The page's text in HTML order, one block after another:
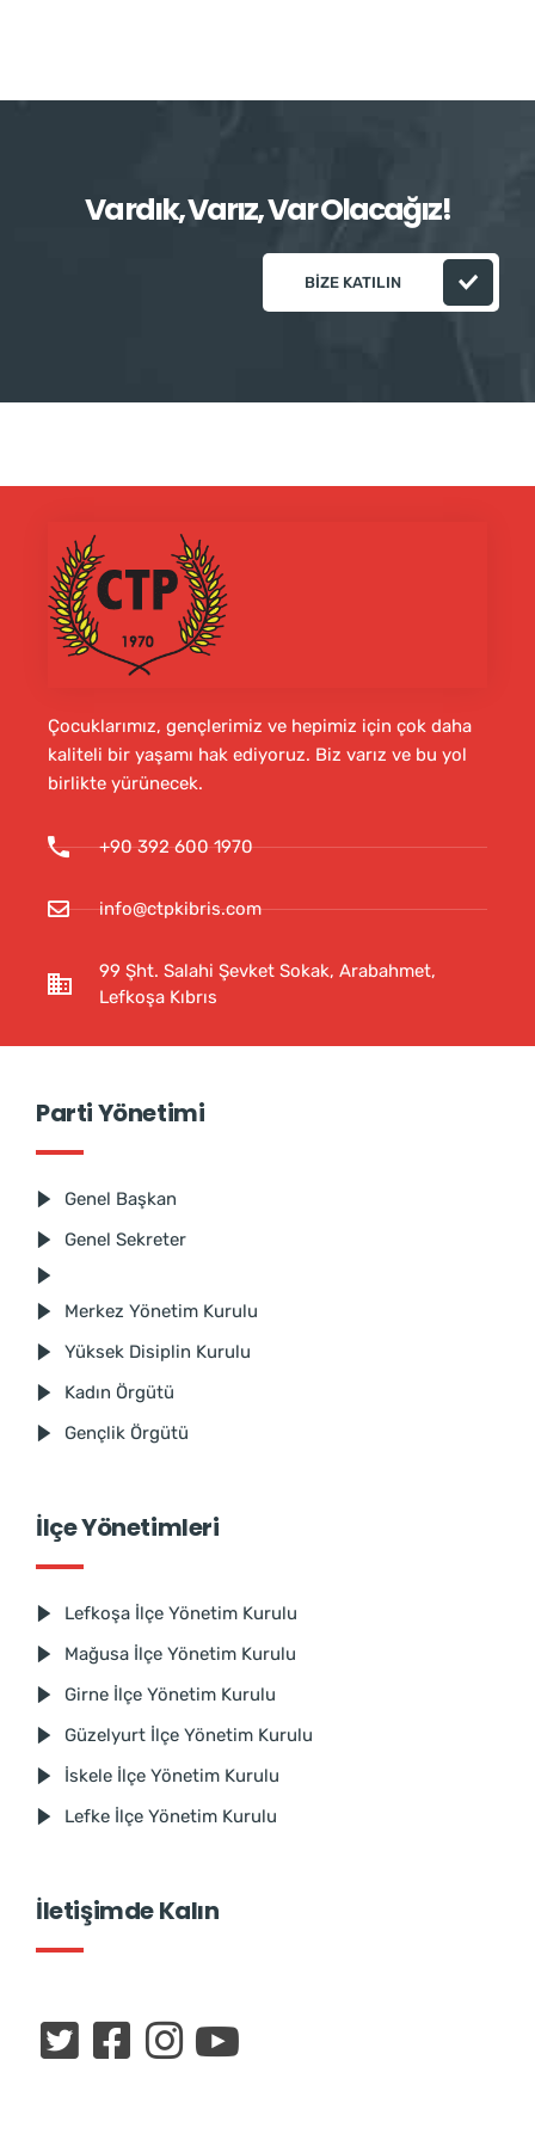
Vardık, Varız, Var Olacağız!
BIZE KATILIN
Çocuklarımız, gençlerimiz ve hepimiz için çok daha
kaliteli bir yaşamı hak ediyoruz. Biz varız ve bu yol
birlikte yürünecek.
+90 392 600 1970
info@ctpkibris.com
99 Şht. Salahi Şevket Sokak, Arabahmet,
Lefkoşa Kıbrıs
Parti Yönetimi
Genel Başkan
Genel Sekreter
Merkez Yönetim Kurulu
Yüksek Disiplin Kurulu
Kadın Örgütü
Gençlik Örgütü
İlçe Yönetimleri
Lefkoşa İlçe Yönetim Kurulu
Mağusa İlçe Yönetim Kurulu
Girne İlçe Yönetim Kurulu
Güzelyurt İlçe Yönetim Kurulu
İskele İlçe Yönetim Kurulu
Lefke İlçe Yönetim Kurulu
İletişimde Kalın